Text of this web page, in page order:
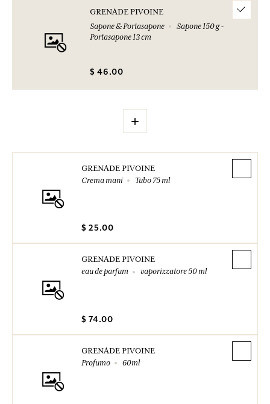
GRENADE PIVOINE
Sapone & Portasapone
Sapone 150 g -
Portasapone 13 cm
$ 46.00
+
GRENADE PIVOINE
Crema mani
Tubo 75 ml
$ 25.00
GRENADE PIVOINE
eau de parfum
vaporizzatore 50 ml
$ 74.00
GRENADE PIVOINE
Profumo
60ml